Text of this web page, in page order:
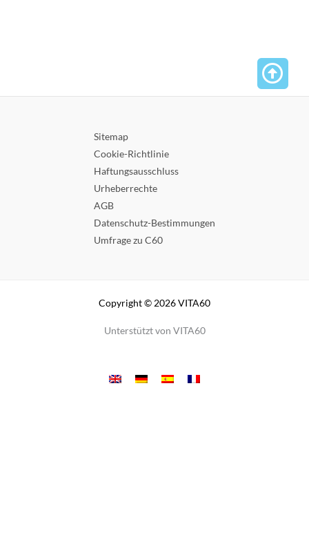
Sitemap
Cookie-Richtlinie
Haftungsausschluss
Urheberrechte
AGB
Datenschutz-Bestimmungen
Umfrage zu C60
Copyright © 2026 VITA60
Unterstützt von VITA60